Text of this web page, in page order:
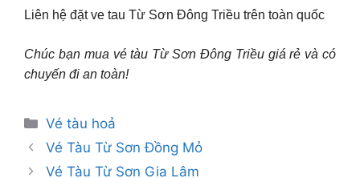
Liên hệ đặt ve tau Từ Sơn Ðông Triều trên toàn quốc
Chúc bạn mua vé tàu Từ Sơn Ðông Triều giá rẻ và có
chuyến đi an toàn!
Danh
mục
Vé tàu hoả
Vé Tàu Từ Sơn Đồng Mỏ
Vé Tàu Từ Sơn Gia Lâm